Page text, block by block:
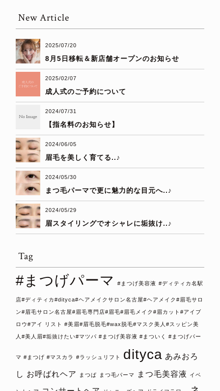
New Article
2025/07/20
8月5日移転＆新店舗オープンのお知らせ
2025/02/07
成人式のご予約について
2024/07/31
【指名料のお知らせ】
2024/06/05
眉毛を美しく育てる..♪
2024/05/30
まつ毛パーマで更に魅力的な目元へ..♪
2024/05/29
眉スタイリングでオシャレに垢抜け..♪
Tag
#まつげパーマ #まつげ美容液 #ディティカ名駅
店#ディティカ#dityca#ヘアメイクサロン名古屋#ヘアメイク#眉毛サロ
ン#眉毛サロン名古屋#眉毛専門店#眉毛#眉毛メイク#眉カット#アイブ
ロウ#アイ リスト #美眉#眉毛脱毛#wax脱毛#マスク美人#スッピン美
人#美人眉#垢抜けたい#マツパ #まつげ美容液 #まついく #まつげパー
マ #まつげ #マスカラ #ラッシュリフト dityca あみおろ
し
お呼ばれヘア まつぱ まつ毛パーマ まつ毛美容液 イベ